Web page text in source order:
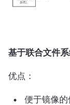
基于联合文件
优点：
便于镜像的